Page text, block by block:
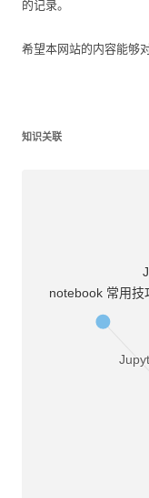
的记录。
希望本网站的内容能够
知识关联
notebook 常用技